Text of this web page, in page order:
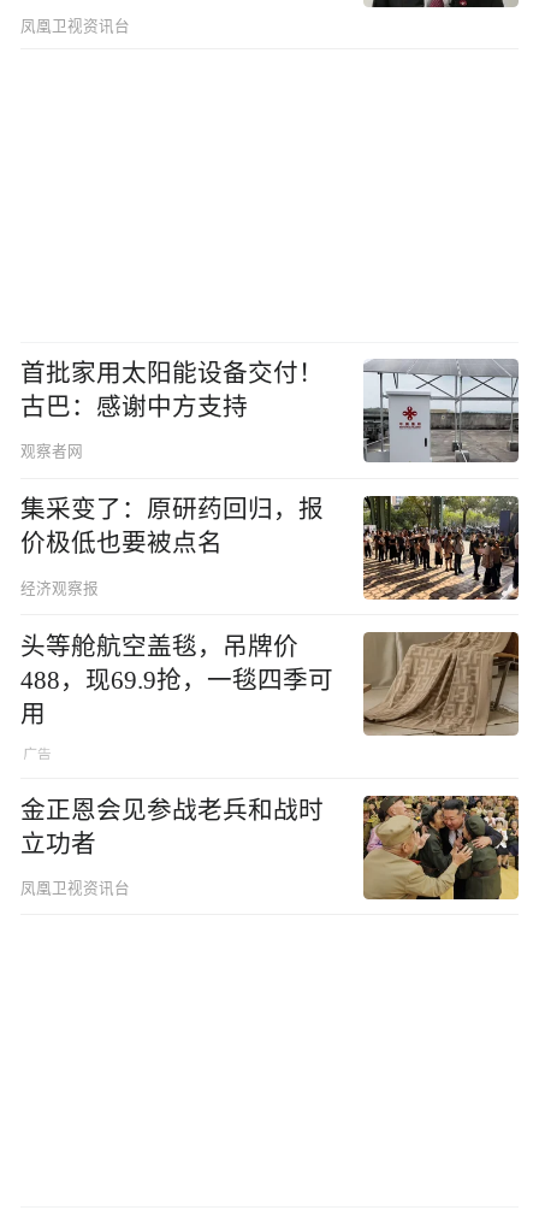
的
凤凰卫视资讯台
首批家用太阳能设备交付！
古巴：感谢中方支持
观察者网
集采变了：原研药回归，报
价极低也要被点名
经济观察报
头等舱航空盖毯，吊牌价
488，现69.9抢，一毯四季可
用
金正恩会见参战老兵和战时
立功者
凤凰卫视资讯台